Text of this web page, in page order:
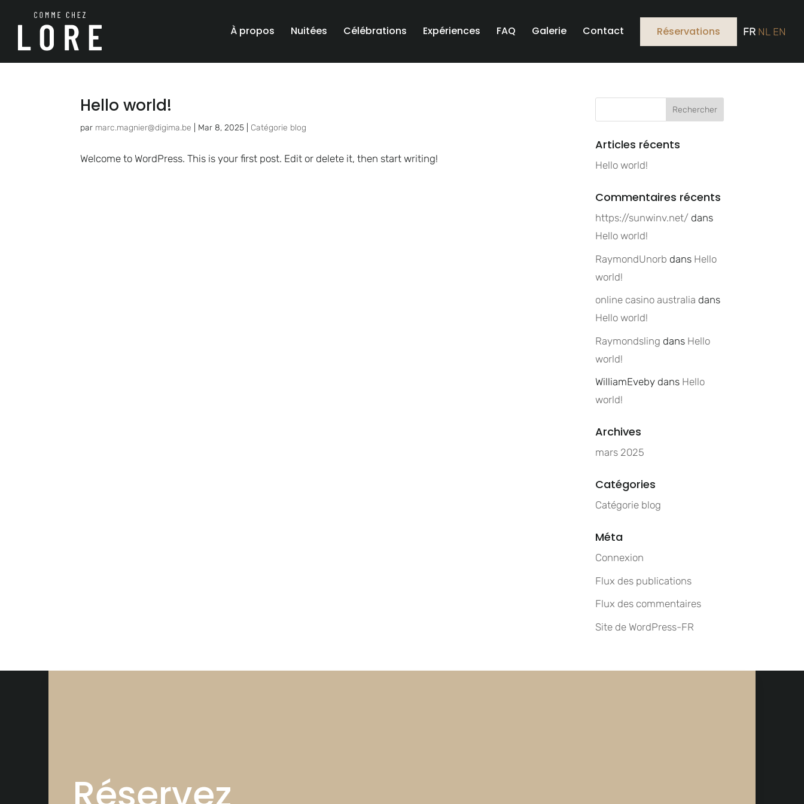
À propos Nuitées Célébrations Expériences FAQ Galerie Contact Réservations FR NL EN
Hello world!
par marc.magnier@digima.be Mar 8, 2025 Catégorie blog
Welcome to WordPress. This is your first post. Edit or delete it, then start writing!
Articles récents
Hello world!
Commentaires récents
https://sunwinv.net/dans
Hello world!
RaymondUnorb dans Hello
world!
online casino australia dans
Hello world!
Raymondsling dans Hello
world!
WilliamEvebydans Hello
world!
Archives
mars 2025
Catégories
Catégorie blog
Méta
Connexion
Flux des publications
Flux des commentaires
Site de WordPress-FR